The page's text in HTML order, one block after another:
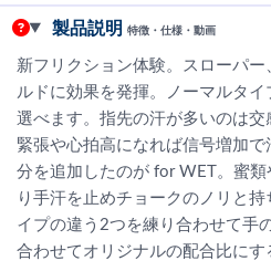
製品説明 特徴・仕様・動画
新フリクション体験。スローパ
ルドに効果を発揮。ノーマルタ
選べます。指先の汗が多いのは交
緊張や心拍高になれば信号増加
分を追加したのが for WET。蜜
り手汗を止めチョークのノリと
イプの違う2つを練り合わせて手
合わせてオリジナルの配合比にす